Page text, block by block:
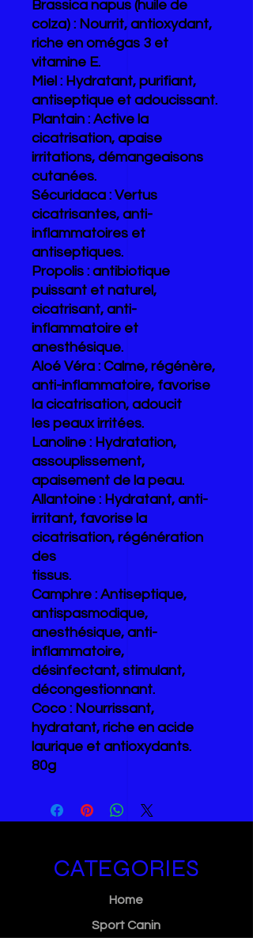
Brassica napus (huile de
colza) : Nourrit, antioxydant,
riche en omégas 3 et
vitamine E.
Miel : Hydratant, purifiant,
antiseptique et adoucissant.
Plantain : Active la
cicatrisation, apaise
irritations, démangeaisons
cutanées.
Sécuridaca : Vertus
cicatrisantes, anti-
inflammatoires et
antiseptiques.
Propolis : antibiotique
puissant et naturel,
cicatrisant, anti-
inflammatoire et
anesthésique.
Aloé Véra : Calme, régénère,
anti-inflammatoire, favorise
la cicatrisation, adoucit
les peaux irritées.
Lanoline : Hydratation,
assouplissement,
apaisement de la peau.
Allantoine : Hydratant, anti-
irritant, favorise la
cicatrisation, régénération
des
tissus.
Camphre : Antiseptique,
antispasmodique,
anesthésique, anti-
inflammatoire,
désinfectant, stimulant,
décongestionnant.
Coco : Nourrissant,
hydratant, riche en acide
laurique et antioxydants.
80g
CATEGORIES
Home
Sport Canin